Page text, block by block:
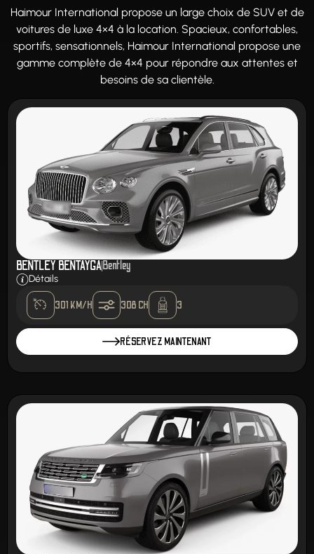
Haimour International propose un large choix de SUV et de
voitures de luxe 4×4 à la location. Spacieux, confortables,
sportifs, sensationnels, Haimour International propose une
gamme complète de 4×4 pour répondre aux attentes et
besoins de sa clientèle.
BENTLEY BENTAYGABentley
Détails
301 KM/H 308 CH 3
RÉSERVEZ MAINTENANT